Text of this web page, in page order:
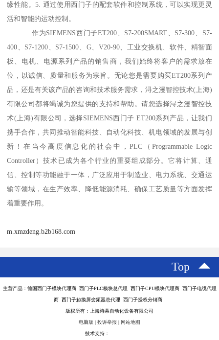
缘性能。5. 通过使用西门子的配套软件和控制系统，可以实现更灵
活和智能的运动控制。
作为SIEMENS西门子ET200、S7-200SMART、S7-300、S7-
400、S7-1200、S7-1500、G、V20-90、工业交换机、软件、精智面
板、电机、电源系列产品的销售商，我们始终将客户的需求放在
位，以诚信、质量和服务为宗旨。无论您是需要购买ET200系列产
品，还是有关该产品的咨询和技术服务需求，浔之漫智控技术(上海)
有限公司都将竭诚为您提供的支持和帮助。请您选择浔之漫智控技
术(上海)有限公司，选择SIEMENS西门子 ET200系列产品，让我们
携手合作，共同推动智能科技、自动化科技、机电领域的发展与创
新！在当今高度信息化的社会中，PLC（Programmable Logic
Controller）技术已成为各个行业的重要组成部分。它将计算、通
信、控制等功能融于一体，广泛应用于制造业、电力系统、交通运
输等领域，在生产效率、降低能源消耗、确保工艺质量等方面发挥
着重要作用。
m.xmzdeng.b2b168.com
Top
主营产品：德国西门子模块代理商 西门子PLC模块总代理 西门子CPU模块代理商 西门子电缆代理
商 西门子触摸屏变频器总代理 西门子授权分销商
版权所有：上海诗幕自动化设备有限公司
电脑版 | 投诉举报 | 网站地图
技术支持：